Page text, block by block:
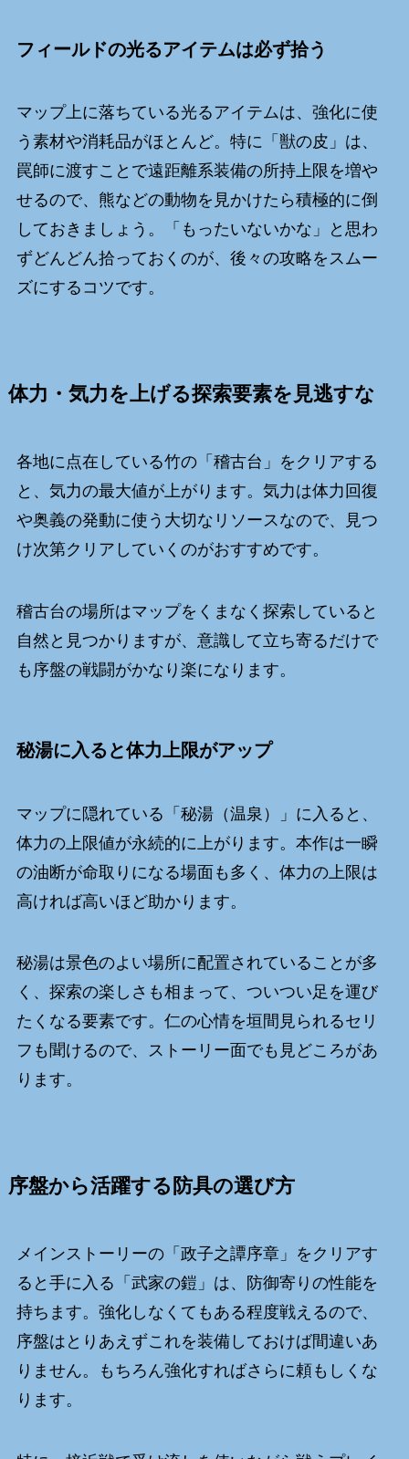
フィールドの光るアイテムは必ず拾う
マップ上に落ちている光るアイテムは、強化に使
う素材や消耗品がほとんど。特に「獣の皮」は、
罠師に渡すことで遠距離系装備の所持上限を増や
せるので、熊などの動物を見かけたら積極的に倒
しておきましょう。「もったいないかな」と思わ
ずどんどん拾っておくのが、後々の攻略をスムー
ズにするコツです。
体力・気力を上げる探索要素を見逃すな
各地に点在している竹の「稽古台」をクリアする
と、気力の最大値が上がります。気力は体力回復
や奥義の発動に使う大切なリソースなので、見つ
け次第クリアしていくのがおすすめです。
稽古台の場所はマップをくまなく探索していると
自然と見つかりますが、意識して立ち寄るだけで
も序盤の戦闘がかなり楽になります。
秘湯に入ると体力上限がアップ
マップに隠れている「秘湯（温泉）」に入ると、
体力の上限値が永続的に上がります。本作は一瞬
の油断が命取りになる場面も多く、体力の上限は
高ければ高いほど助かります。
秘湯は景色のよい場所に配置されていることが多
く、探索の楽しさも相まって、ついつい足を運び
たくなる要素です。仁の心情を垣間見られるセリ
フも聞けるので、ストーリー面でも見どころがあ
ります。
序盤から活躍する防具の選び方
メインストーリーの「政子之譚序章」をクリアす
ると手に入る「武家の鎧」は、防御寄りの性能を
持ちます。強化しなくてもある程度戦えるので、
序盤はとりあえずこれを装備しておけば間違いあ
りません。もちろん強化すればさらに頼もしくな
ります。